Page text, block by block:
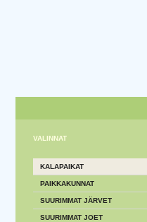
VALINNAT
KALAPAIKAT
PAIKKAKUNNAT
SUURIMMAT JÄRVET
SUURIMMAT JOET